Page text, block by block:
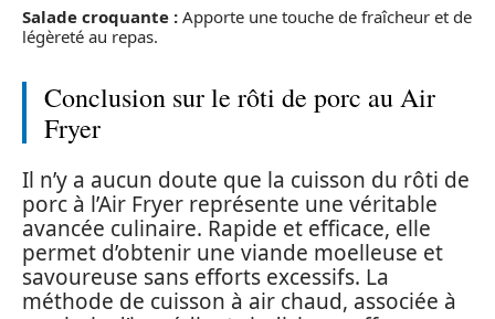
Salade croquante : Apporte une touche de fraîcheur et de
légèreté au repas.
Conclusion sur le rôti de porc au Air
Fryer
Il n’y a aucun doute que la cuisson du rôti de
porc à l’Air Fryer représente une véritable
avancée culinaire. Rapide et efficace, elle
permet d’obtenir une viande moelleuse et
savoureuse sans efforts excessifs. La
méthode de cuisson à air chaud, associée à